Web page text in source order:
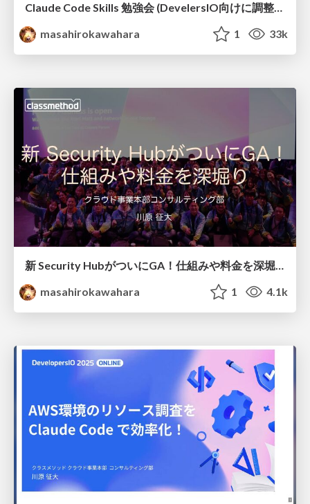
Claude Code Skills 勉強会 (DevelersIO向けに調整済み) / claude code skills for devio
masahirokawahara
1 33k
新 Security HubがついにGA！仕組みや料金を深堀り #AWSreInvent #regrowth / AWS Security Hub Advanced GA
masahirokawahara
1 4.1k